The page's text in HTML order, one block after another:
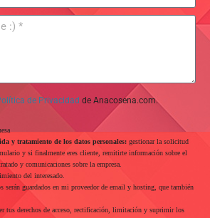
de Privacidad de Anacosena.com.
y tratamiento de los datos personales: gestionar la solicitud
y si finalmente eres cliente, remitirte información sobre el
y comunicaciones sobre la empresa.
del interesado.
serán guardados en mi proveedor de email y hosting, que también
tus derechos de acceso, rectificación, limitación y suprimir los